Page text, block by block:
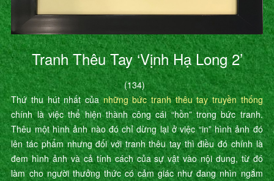
Tranh Thêu Tay ‘Vịnh Hạ Long 2’
(134)
Thứ thu hút nhất củanhững bức tranh thêu tay truyền thống
chính là việc thể hiện thành công cái “hồn” trong bức tranh.
Thêu một hình ảnh nào đó chỉ dừng lại ở việc “in” hình ảnh đó
lên tác phẩm nhưng đối với tranh thêu tay thì điều đó chính là
đem hình ảnh và cả tính cách của sự vật vào nội dung, từ đó
làm cho người thưởng thức có cảm giác như đang nhìn ngắm